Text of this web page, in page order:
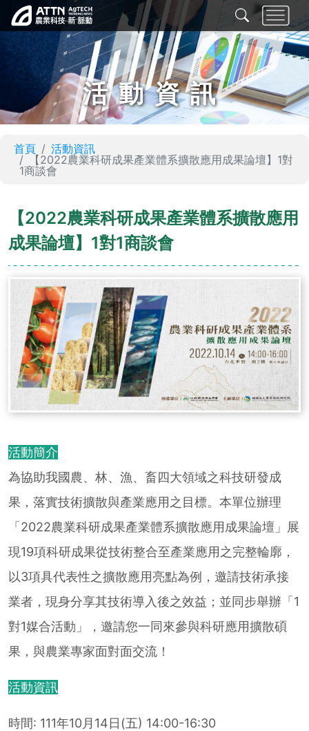
活動資訊
首頁
活動資訊
【2022農業科研成果產業體系擴散應用成果論壇】1對
1商談會
【2022農業科研成果產業體系擴散應用
成果論壇】1對1商談會
活動簡介
為協助我國農、林、漁、畜四大領域之科技研發成
果，落實技術擴散與產業應用之目標。本單位辦理
「2022農業科研成果產業體系擴散應用成果論壇」展
現19項科研成果從技術整合至產業應用之完整輪廓，
以3項具代表性之擴散應用亮點為例，邀請技術承接
業者，現身分享其技術導入後之效益；並同步舉辦「1
對1媒合活動」，邀請您一同來參與科研應用擴散碩
果，與農業專家面對面交流！
活動資訊
時間: 111年10月14日(五) 14:00-16:30